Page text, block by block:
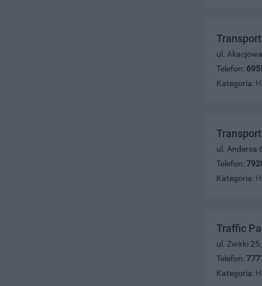
ul.
Telefon:
Kategoria:
ul. Andersa
Telefon:
Kategoria:
Traffic
ul. Żwirki
Telefon:
Kategoria: